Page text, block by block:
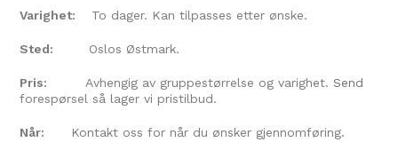
Varighet: To dager. Kan tilpasses etter ønske.
Sted: Oslos Østmark.
Pris: Avhengig av gruppestørrelse og varighet.Send
forespørsel så lager vi pristilbud.
Når: Kontakt oss for når du ønsker gjennomføring.